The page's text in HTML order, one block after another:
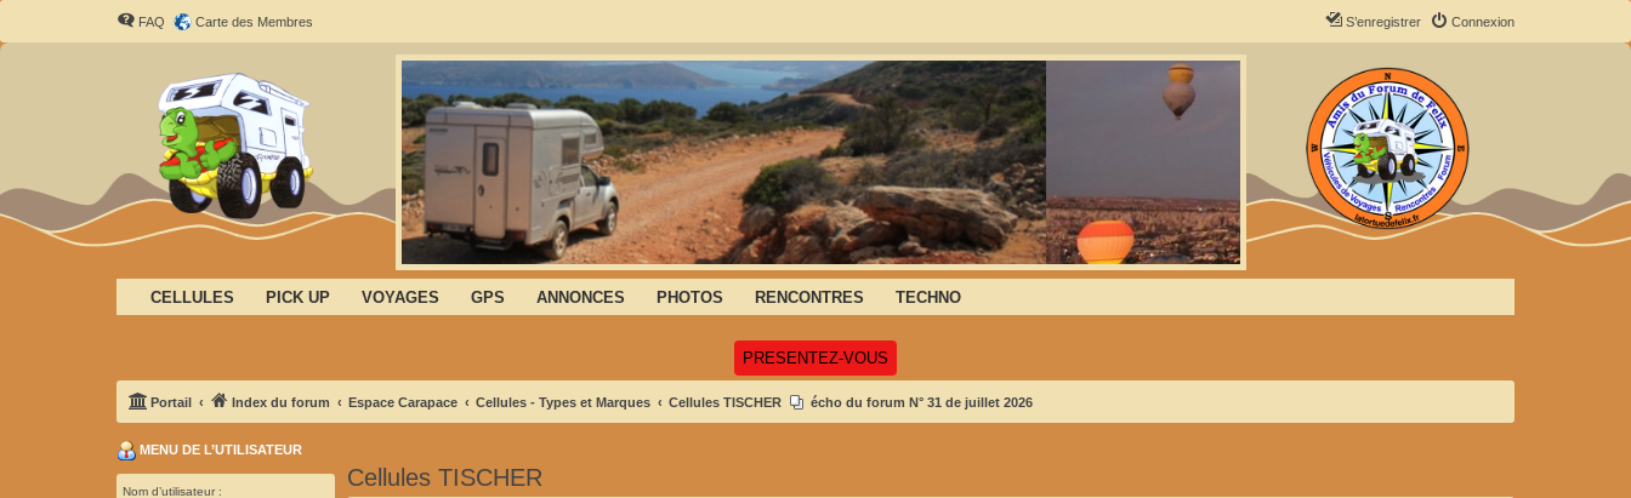
FAQ Carte des Membres Connexion
S’enregistrer
CELLULES PICK UP VOYAGES GPS ANNONCES PHOTOS RENCONTRES TECHNO
PRESENTEZ-VOUS
Portail Index du forum Espace Carapace Cellules - Types et Marques Cellules TISCHER écho du forum N° 31 de juillet 2026
Cellules TISCHER
MENU DE L’UTILISATEUR
Nom d’utilisateur :